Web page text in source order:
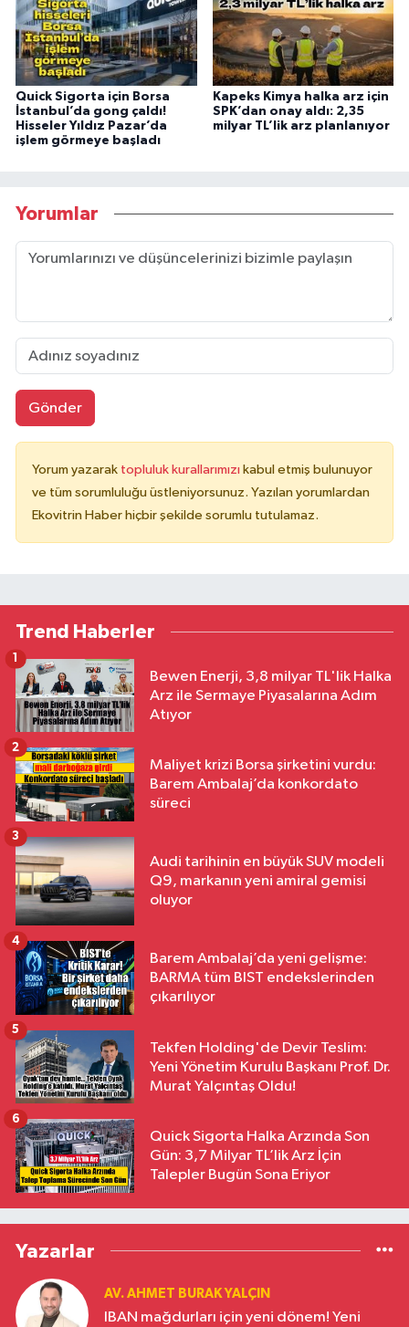
Quick Sigorta için Borsa
İstanbul’da gong çaldı!
Hisseler Yıldız Pazar’da
işlem görmeye başladı
Kapeks Kimya halka arz için
SPK’dan onay aldı: 2,35
milyar TL’lik arz planlanıyor
Yorumlar
Gönder
Yorum yazarak topluluk kurallarımızı kabul etmiş bulunuyor
ve tüm sorumluluğu üstleniyorsunuz. Yazılan yorumlardan
Ekovitrin Haber hiçbir şekilde sorumlu tutulamaz.
Trend Haberler
Bewen Enerji, 3,8 milyar TL'lik Halka
Arz ile Sermaye Piyasalarına Adım
Atıyor
1
Maliyet krizi Borsa şirketini vurdu:
Barem Ambalaj’da konkordato
süreci
2
Audi tarihinin en büyük SUV modeli
Q9, markanın yeni amiral gemisi
oluyor
3
Barem Ambalaj’da yeni gelişme:
BARMA tüm BIST endekslerinden
çıkarılıyor
4
Tekfen Holding'de Devir Teslim:
Yeni Yönetim Kurulu Başkanı Prof. Dr.
Murat Yalçıntaş Oldu!
5
Quick Sigorta Halka Arzında Son
Gün: 3,7 Milyar TL’lik Arz İçin
Talepler Bugün Sona Eriyor
6
Yazarlar
AV. AHMET BURAK YALÇIN
IBAN mağdurları için yeni dönem! Yeni